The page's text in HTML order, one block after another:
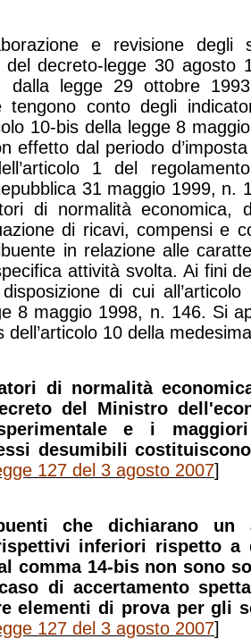
e revisione degli
del decreto-legge 30 agosto
dalla legge 29 ottobre
tengono conto degli
10-bis della legge 8
effetto dal periodo
1 del
31 maggio 1999, n.
di normalità economica,
di ricavi, compensi e
in relazione alle
attività svolta. Ai fini
di cui
8 maggio 1998, n. 146. Si
10 della
di normalità
del Ministro
e i
desumibili
127 del 3 agosto 2007]
che dichiarano un
inferiori rispetto a
comma 14-bis non sono
di accertamento
elementi di prova per gli
127 del 3 agosto 2007]